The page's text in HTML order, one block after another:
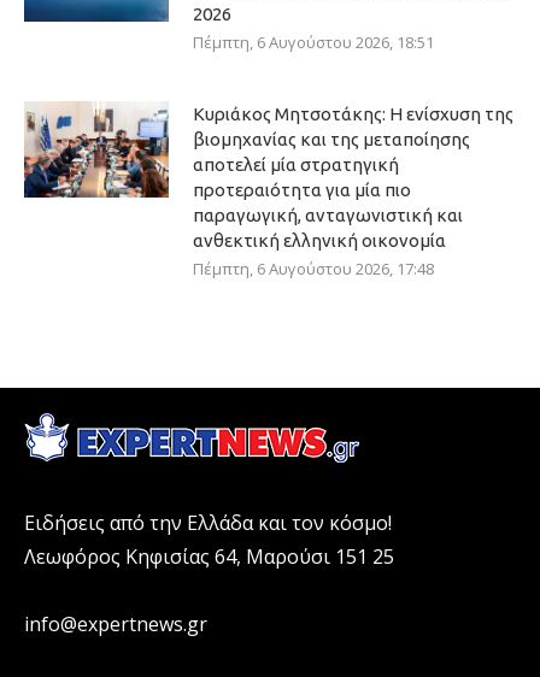
2026
Πέμπτη, 6 Αυγούστου 2026, 18:51
Κυριάκος Μητσοτάκης: Η ενίσχυση της
βιομηχανίας και της μεταποίησης
αποτελεί μία στρατηγική
προτεραιότητα για μία πιο
παραγωγική, ανταγωνιστική και
ανθεκτική ελληνική οικονομία
Πέμπτη, 6 Αυγούστου 2026, 17:48
Ειδήσεις από την Ελλάδα και τον κόσμο!
Λεωφόρος Κηφισίας 64, Μαρούσι 151 25
info@expertnews.gr